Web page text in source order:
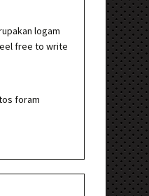
logam
free to write
foram